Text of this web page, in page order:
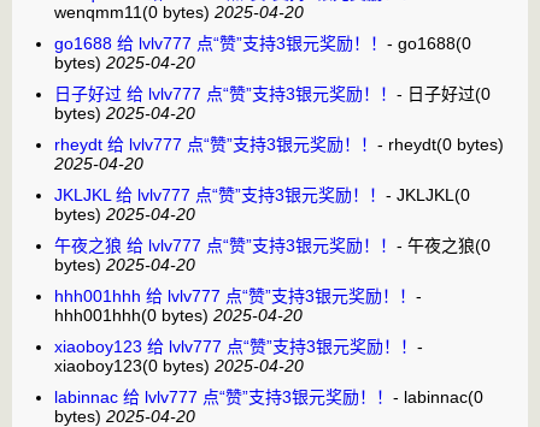
wenqmm11(0 bytes) 2025-04-20
go1688 给 lvlv777 点“赞”支持3银元奖励！！ - go1688(0
bytes) 2025-04-20
日子好过 给 lvlv777 点“赞”支持3银元奖励！！ - 日子好过(0
bytes) 2025-04-20
rheydt 给 lvlv777 点“赞”支持3银元奖励！！ - rheydt(0 bytes)
2025-04-20
JKLJKL 给 lvlv777 点“赞”支持3银元奖励！！ - JKLJKL (0
bytes) 2025-04-20
午夜之狼 给 lvlv777 点“赞”支持3银元奖励！！ - 午夜之狼(0
bytes) 2025-04-20
hhh001hhh 给 lvlv777 点“赞”支持3银元奖励！！ -
hhh001hhh(0 bytes) 2025-04-20
xiaoboy123 给 lvlv777 点“赞”支持3银元奖励！！ -
xiaoboy123(0 bytes) 2025-04-20
labinnac 给 lvlv777 点“赞”支持3银元奖励！！ - labinnac(0
bytes) 2025-04-20